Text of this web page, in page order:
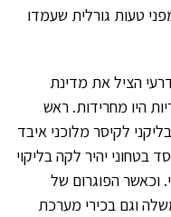
טעות גורלית שעמדו
2023, אריה דרעי הציל את מדינת
היו מחרידות. ראש
לקיסר מלוכני איבד
יהיר לקה בליקוי
וכאשר הפוגרום של
וגם בכירי מערכת